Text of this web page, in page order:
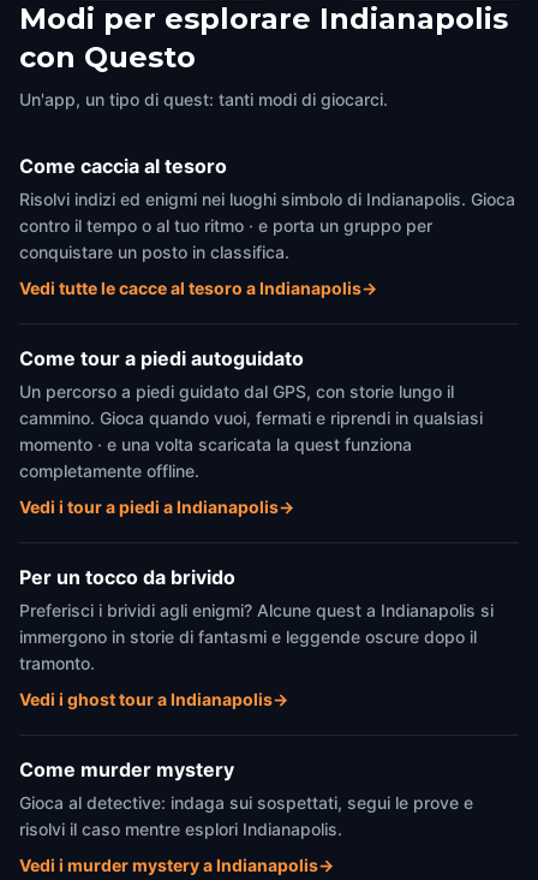
Ann Dancing
Indianapolis,United States of America
James Whitcomb
Modi per esplorare Indianapolis
con Questo
Un'app, un tipo di quest: tanti modi di giocarci.
Come caccia al tesoro
Risolvi indizi ed enigmi nei luoghi simbolo di Indianapolis. Gioca
contro il tempo o al tuo ritmo · e porta un gruppo per
conquistare un posto in classifica.
Vedi tutte le cacce al tesoro a Indianapolis→
Come tour a piedi autoguidato
Un percorso a piedi guidato dal GPS, con storie lungo il
cammino. Gioca quando vuoi, fermati e riprendi in qualsiasi
momento · e una volta scaricata la quest funziona
completamente offline.
Vedi i tour a piedi a Indianapolis→
Per un tocco da brivido
Preferisci i brividi agli enigmi? Alcune quest a Indianapolis si
immergono in storie di fantasmi e leggende oscure dopo il
tramonto.
Vedi i ghost tour a Indianapolis→
Come murder mystery
Gioca al detective: indaga sui sospettati, segui le prove e
risolvi il caso mentre esplori Indianapolis.
Vedi i murder mystery a Indianapolis→